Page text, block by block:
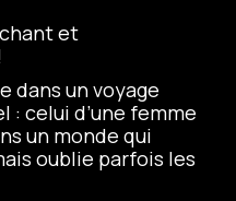
et
dans un voyage
: celui d’une femme
un monde qui
oublie parfois les